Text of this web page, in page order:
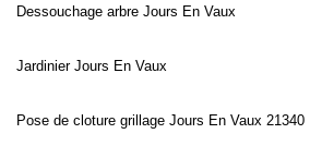
Dessouchage arbre Jours En Vaux
Jardinier Jours En Vaux
Pose de cloture grillage Jours En Vaux 21340